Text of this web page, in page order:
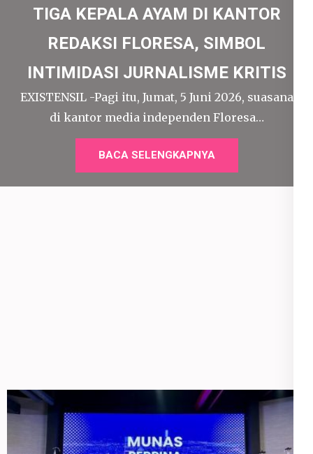
TIGA KEPALA AYAM DI KANTOR
REDAKSI FLORESA, SIMBOL
INTIMIDASI JURNALISME KRITIS
EXISTENSIL -Pagi itu, Jumat, 5 Juni 2026, suasana
di kantor media independen Floresa…
BACA SELENGKAPNYA